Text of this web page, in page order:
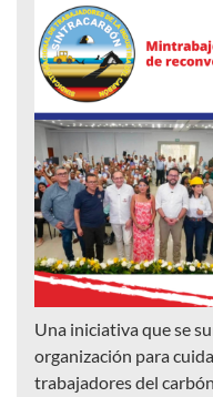
Una iniciativa que se
organización para
trabajadores del